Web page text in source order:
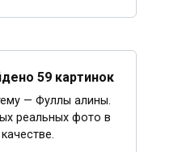
59 картинок
— Фуллы алины.
реальных фото в